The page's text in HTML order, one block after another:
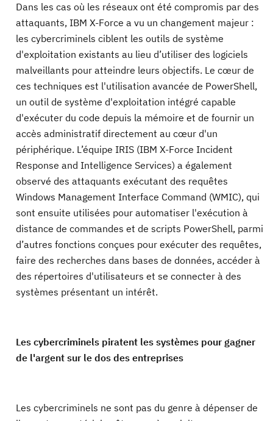
Dans les cas où les réseaux ont été compromis par des
attaquants, IBM X-Force a vu un changement majeur :
les cybercriminels ciblent les outils de système
d'exploitation existants au lieu d’utiliser des logiciels
malveillants pour atteindre leurs objectifs. Le cœur de
ces techniques est l'utilisation avancée de PowerShell,
un outil de système d'exploitation intégré capable
d'exécuter du code depuis la mémoire et de fournir un
accès administratif directement au cœur d'un
périphérique. L’équipe IRIS (IBM X-Force Incident
Response and Intelligence Services) a également
observé des attaquants exécutant des requêtes
Windows Management Interface Command (WMIC), qui
sont ensuite utilisées pour automatiser l'exécution à
distance de commandes et de scripts PowerShell, parmi
d’autres fonctions conçues pour exécuter des requêtes,
faire des recherches dans bases de données, accéder à
des répertoires d'utilisateurs et se connecter à des
systèmes présentant un intérêt.
Les cybercriminels piratent les systèmes pour gagner
de l'argent sur le dos des entreprises
Les cybercriminels ne sont pas du genre à dépenser de